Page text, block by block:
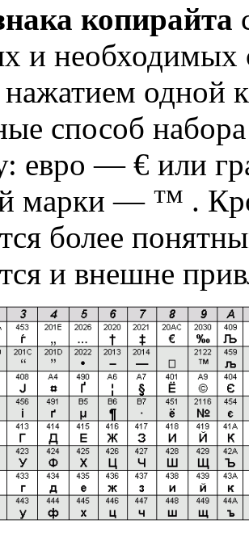
копирайта
и необходимых
нажатием одной
способ
евро — € или
марки — ™ .
более
и внешне